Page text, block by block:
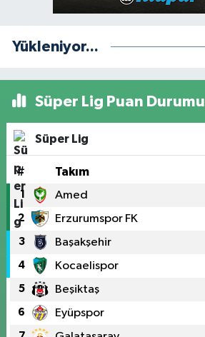
Yükleniyor...
Süper Lig Puan Durumu
Süper Lig
# Takım
1 Amed
2 Erzurumspor FK
3 Başakşehir
4 Kocaelispor
5 Beşiktaş
6 Eyüpspor